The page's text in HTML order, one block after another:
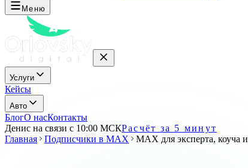
Меню
Услуги
Кейсы
Авто
БлогО насКонтакты
Денис на связи с 10:00 МСКРасчёт за 5 минут
Главная
Подписчики в MAX MAX для эксперта, коуча